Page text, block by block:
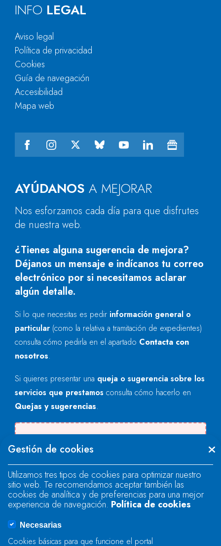
AYÚDANOS A MEJORAR
Nos esforzamos cada día para que disfrutes
de nuestra web.
¿Tienes alguna sugerencia de mejora?
Déjanos un mensaje e indícanos tu correo
electrónico por si necesitamos aclarar
algún detalle.
Si lo que necesitas es pedir información general o
particular (como la relativa a tramitación de expedientes)
consulta cómo pedirla en el apartado Contacta con
nosotros.
Si quieres presentar una queja o sugerencia sobre los
servicios que prestamos consulta cómo hacerlo en
Quejas y sugerencias.
"text".
Se produjo un error al cargar el campo
"text".
Se produjo un error al cargar el campo
INFO LEGAL
Aviso legal
Política de privacidad
Cookies
Guía de navegación
Accesibilidad
Mapa web
Gestión de cookies
Utilizamos tres tipos de cookies para optimizar nuestro
sitio web. Te recomendamos aceptar también las
cookies de analítica y de preferencias para una mejor
experiencia de navegación. Política de cookies
Necesarias
Cookies básicas para que funcione el portal